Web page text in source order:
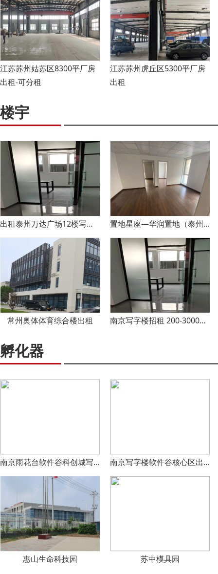
江苏苏州姑苏区8300平厂房
出租-可分租
江苏苏州虎丘区5300平厂房
出租
楼宇
出租泰州万达广场12楼写字楼 置地星座—华润置地（泰州）有限公司
常州奥体体育综合楼出租 南京写字楼招租 200-3000㎡ 政策好
孵化器
南京雨花台软件谷科创城写字楼出租 南京写字楼软件谷核心区出租
惠山生命科技园 苏中模具园